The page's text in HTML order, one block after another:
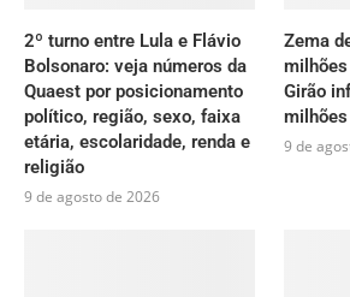
2º turno entre Lula e Flávio
Bolsonaro: veja números da
Quaest por posicionamento
político, região, sexo, faixa
etária, escolaridade, renda e
religião
9 de agosto de 2026
Zema
milhões
Girão
milhões
9 de